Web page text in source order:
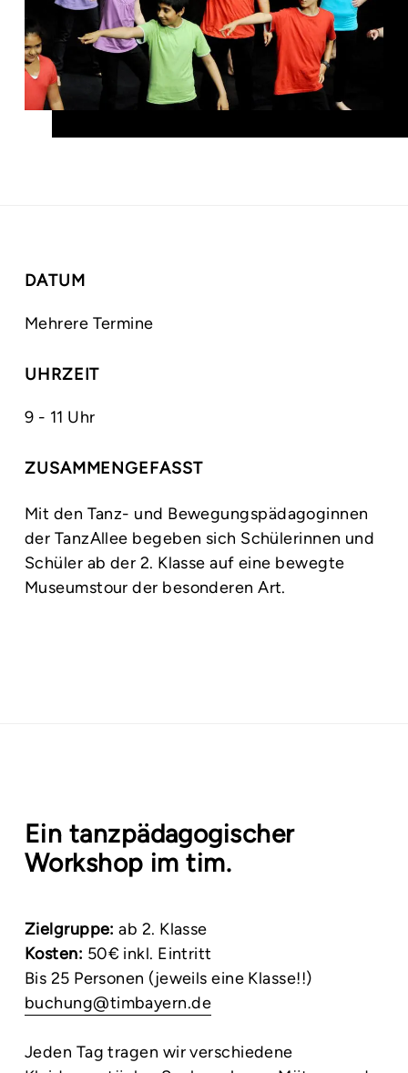
DATUM
Mehrere Termine
UHRZEIT
9 - 11 Uhr
ZUSAMMENGEFASST
Mit den Tanz- und Bewegungspädagoginnen
der TanzAllee begeben sich Schülerinnen und
Schüler ab der 2. Klasse auf eine bewegte
Museumstour der besonderen Art.
Ein tanzpädagogischer
Workshop im tim.
Zielgruppe: ab 2. Klasse
Kosten: 50€ inkl. Eintritt
Bis 25 Personen (jeweils eine Klasse!!)
buchung@timbayern.de
Jeden Tag tragen wir verschiedene